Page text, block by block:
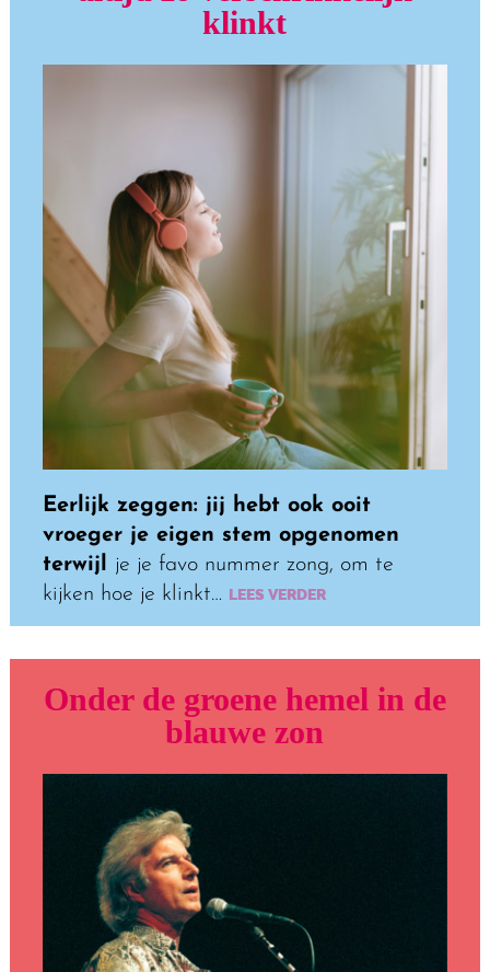
klinkt
Eerlijk zeggen: jij hebt ook ooit
vroeger je eigen stem opgenomen
terwijl je je favo nummer zong, om te
kijken hoe je klinkt… LEES VERDER
Onder de groene hemel in de
blauwe zon